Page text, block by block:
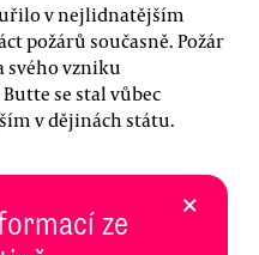
v nejlidnatějším
požárů současně. Požár
svého vzniku
se stal vůbec
v dějinách státu.
ze
×